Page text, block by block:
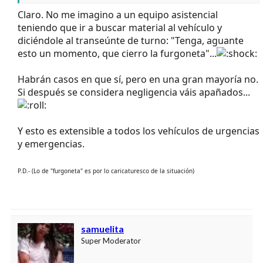
Claro. No me imagino a un equipo asistencial
teniendo que ir a buscar material al vehículo y
diciéndole al transeúnte de turno: "Tenga, aguante
esto un momento, que cierro la furgoneta"...
Habrán casos en que sí, pero en una gran mayoría no.
Si después se considera negligencia váis apañados...
Y esto es extensible a todos los vehículos de urgencias
y emergencias.
P.D.- (Lo de "furgoneta" es por lo caricaturesco de la situación)
samuelita
Super Moderator